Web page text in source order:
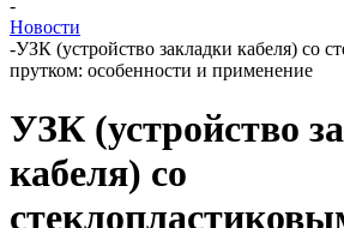
-
Новости
-УЗК (устройство закладки кабеля) со
прутком: особенности и применение
УЗК (устройство
кабеля) со